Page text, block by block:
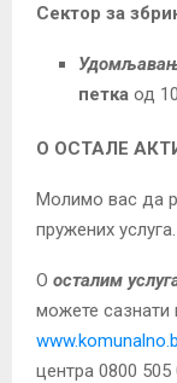
Сектор за
петка од
О ОСТАЛЕ
Молимо вас да
пружених услуга.
О осталим
можете сазнати
центра 0800 505